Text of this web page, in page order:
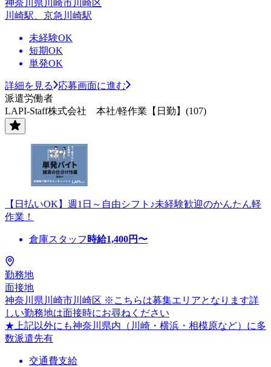
神奈川県川崎市川崎区
川崎駅、京急川崎駅
未経験OK
短期OK
単発OK
詳細を見る
応募画面に進む
派遣労働者
LAPI-Staff株式会社 本社/軽作業【日勤】(107)
【日払いOK】週1日～自由シフト♪未経験歓迎のかんたん軽
作業！
倉庫スタッフ 時給1,400円〜
勤務地
面接地
神奈川県川崎市川崎区 ※こちらは募集エリアとなります詳
しい勤務地は面接時にお尋ねください
★上記以外にも神奈川県内（川崎・横浜・相模原など）に多
数派遣先有
交通費支給